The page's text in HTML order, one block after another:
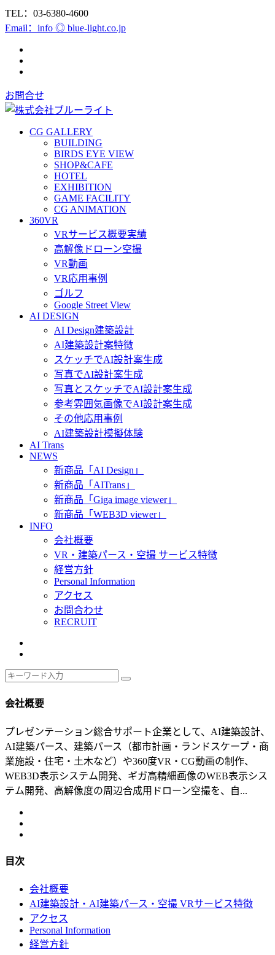
TEL：03-6380-4600
Email：info ◎ blue-light.co.jp
お問合せ
CG GALLERY
BUILDING
BIRDS EYE VIEW
SHOP&CAFE
HOTEL
EXHIBITION
GAME FACILITY
CG ANIMATION
360VR
VRサービス概要実績
高解像ドローン空撮
VR動画
VR応用事例
ゴルフ
Google Street View
AI DESIGN
AI Design建築設計
AI建築設計案特徴
スケッチでAI設計案生成
写真でAI設計案生成
写真とスケッチでAI設計案生成
参考雰囲気画像でAI設計案生成
その他応用事例
AI建築設計模擬体験
AI Trans
NEWS
新商品「AI Design」
新商品「AITrans」
新商品「Giga image viewer」
新商品「WEB3D viewer」
INFO
会社概要
VR・建築パース・空撮 サービス特徴
経営方針
Personal Information
アクセス
お問合わせ
RECRUIT
会社概要
プレゼンテーション総合サポート企業として、AI建築設計、
AI建築パース、建築パース（都市計画・ランドスケープ・商
業施設・住宅・土木など）や360度VR・CG動画の制作、
WEB3D表示システム開発、ギガ高精細画像のWEB表示シス
テム開発、高解像度の周辺合成用ドローン空撮を、自...
目次
会社概要
AI建築設計・AI建築パース・空撮 VRサービス特徴
アクセス
Personal Information
経営方針